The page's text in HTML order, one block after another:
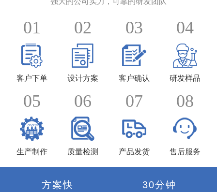
01
客户下单
02
设计方案
03
客户确认
04
研发样品
05
生产制作
06
质量检测
07
产品发货
08
售后服务
方案快 30分钟